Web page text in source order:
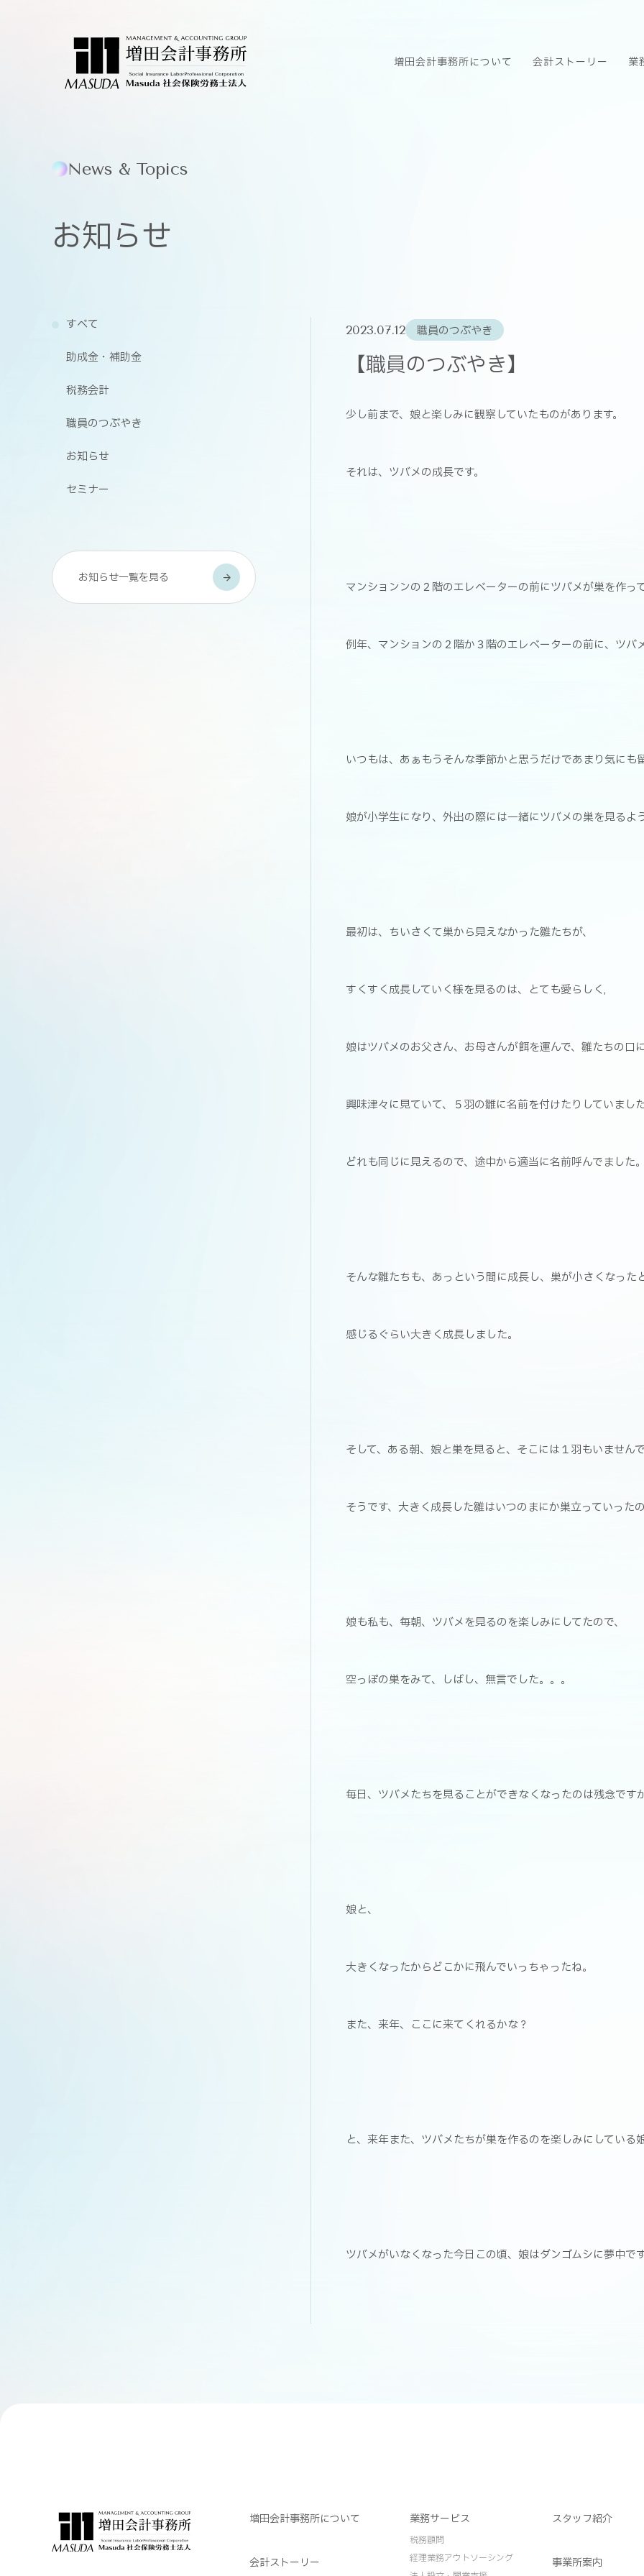
増田会計事務所について 会計ストーリー 業
News & Topics
お知らせ
すべて
助成金・補助金
税務会計
職員のつぶやき
お知らせ
セミナー
お知らせ一覧を見る
arrow_forward arrow_forward
2023.07.12 職員のつぶやき
【職員のつぶやき】
少し前まで、娘と楽しみに観察していたものがあります。
それは、ツバメの成長です。
マンションンの２階のエレベーターの前にツバメが巣を作っ
例年、マンションの２階か３階のエレベーターの前に、ツバ
いつもは、あぁもうそんな季節かと思うだけであまり気にも
娘が小学生になり、外出の際には一緒にツバメの巣を見るよ
最初は、ちいさくて巣から見えなかった雛たちが、
すくすく成長していく様を見るのは、とても愛らしく,
娘はツバメのお父さん、お母さんが餌を運んで、雛たちの口
興味津々に見ていて、５羽の雛に名前を付けたりしていまし
どれも同じに見えるので、途中から適当に名前呼んでました
そんな雛たちも、あっという間に成長し、巣が小さくなった
感じるぐらい大きく成長しました。
そして、ある朝、娘と巣を見ると、そこには１羽もいません
そうです、大きく成長した雛はいつのまにか巣立っていった
娘も私も、毎朝、ツバメを見るのを楽しみにしてたので、
空っぽの巣をみて、しばし、無言でした。。。
毎日、ツバメたちを見ることができなくなったのは残念です
娘と、
大きくなったからどこかに飛んでいっちゃったね。
また、来年、ここに来てくれるかな？
と、来年また、ツバメたちが巣を作るのを楽しみにしている
ツバメがいなくなった今日この頃、娘はダンゴムシに夢中で
増田会計事務所について
会計ストーリー
業務サービス
税務顧問
経理業務アウトソーシング
スタッフ紹介
事業所案内